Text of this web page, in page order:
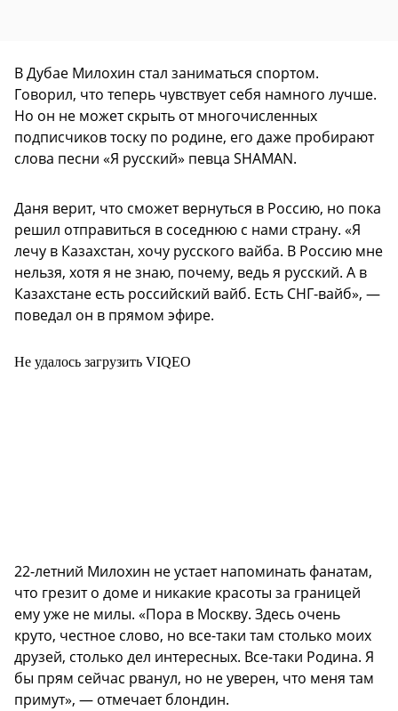
В Дубае Милохин стал заниматься спортом.
Говорил, что теперь чувствует себя намного лучше.
Но он не может скрыть от многочисленных
подписчиков тоску по родине, его даже пробирают
слова песни «Я русский» певца SHAMAN.
Даня верит, что сможет вернуться в Россию, но пока
решил отправиться в соседнюю с нами страну. «Я
лечу в Казахстан, хочу русского вайба. В Россию мне
нельзя, хотя я не знаю, почему, ведь я русский. А в
Казахстане есть российский вайб. Есть СНГ-вайб», —
поведал он в прямом эфире.
Не удалось загрузить VIQEO
22-летний Милохин не устает напоминать фанатам,
что грезит о доме и никакие красоты за границей
ему уже не милы. «Пора в Москву. Здесь очень
круто, честное слово, но все-таки там столько моих
друзей, столько дел интересных. Все-таки Родина. Я
бы прям сейчас рванул, но не уверен, что меня там
примут», — отмечает блондин.